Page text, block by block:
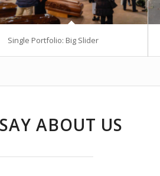
Single Portfolio: Big Slider
ABOUT US